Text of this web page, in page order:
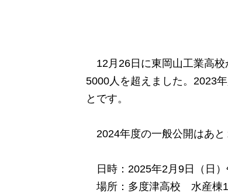
12月26日に東岡山工業高校
5000人を超えました。2023
とです。
2024年度の一般公開はあと
日時：2025年2月9日（日
場所：多度津高校 水産棟